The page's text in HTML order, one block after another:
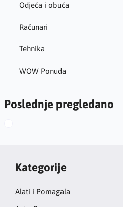
Odjeća i obuća
Računari
Tehnika
WOW Ponuda
Poslednje pregledano
Kategorije
Alati i Pomagala